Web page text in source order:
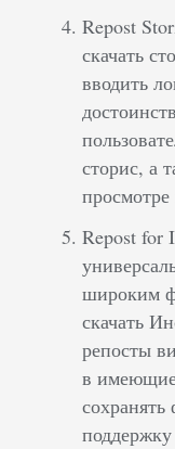
Repost
скачать
вводить
сторис, а
просмотре
Repost for
широким
скачать
репосты
в
поддержку